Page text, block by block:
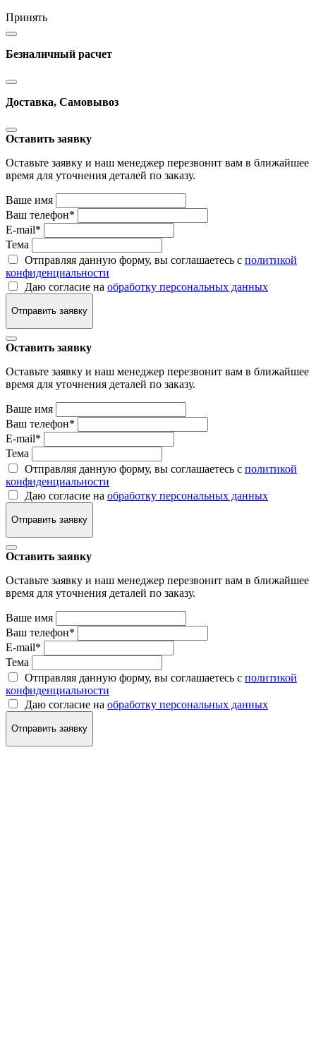
Принять
Безналичный расчет
Доставка, Самовывоз
Оставить заявку
Оставьте заявку и наш менеджер перезвонит вам в ближайшее
время для уточнения деталей по заказу.
Ваше имя
Ваш телефон*
E-mail*
Тема
Отправляя данную форму, вы соглашаетесь с политикой
конфиденциальности
Даю согласие на обработку персональных данных
Отправить заявку
Оставить заявку
Оставьте заявку и наш менеджер перезвонит вам в ближайшее
время для уточнения деталей по заказу.
Ваше имя
Ваш телефон*
E-mail*
Тема
Отправляя данную форму, вы соглашаетесь с политикой
конфиденциальности
Даю согласие на обработку персональных данных
Отправить заявку
Оставить заявку
Оставьте заявку и наш менеджер перезвонит вам в ближайшее
время для уточнения деталей по заказу.
Ваше имя
Ваш телефон*
E-mail*
Тема
Отправляя данную форму, вы соглашаетесь с политикой
конфиденциальности
Даю согласие на обработку персональных данных
Отправить заявку